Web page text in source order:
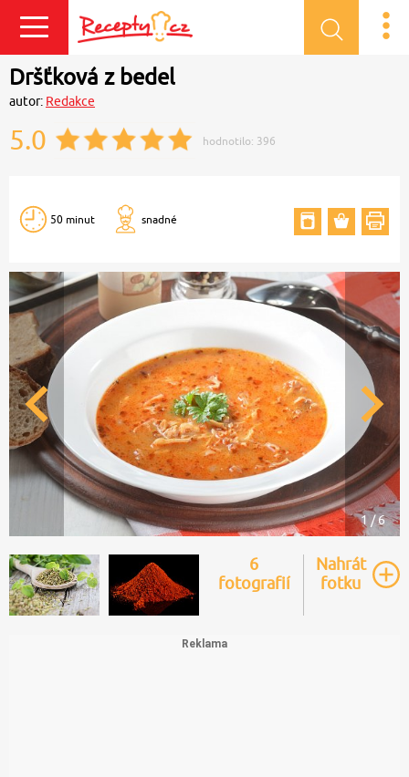
Přihlásit se
Dršťková z bedel
autor: Redakce
5.0 hodnotilo: 396
50 minut snadné
1 / 6
6
fotografií
Nahrát
fotku